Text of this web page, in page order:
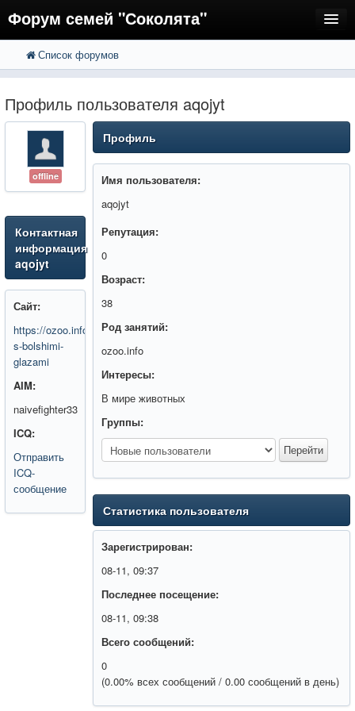
Форум семей "Соколята"
FAQ
Регистрация
Вход
Список форумов
Профиль пользователя aqojyt
offline
Контактная
информация
aqojyt
Сайт:
https://ozoo.info/animals/zhivotnye-
s-bolshimi-
glazami
AIM:
naivefighter33
ICQ:
Отправить
ICQ-
сообщение
Профиль
Имя пользователя:
aqojyt
Репутация:
0
Возраст:
38
Род занятий:
ozoo.info
Интересы:
В мире животных
Группы:
Статистика пользователя
Зарегистрирован:
08-11, 09:37
Последнее посещение:
08-11, 09:38
Всего сообщений:
0
(0.00% всех сообщений / 0.00 сообщений в день)